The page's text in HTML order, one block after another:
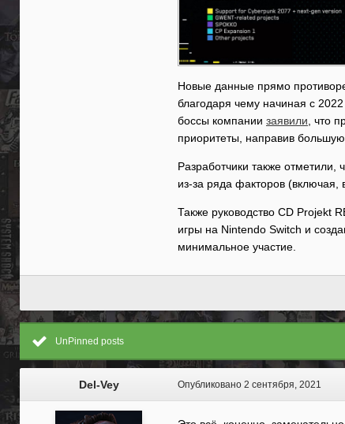
Новые данные прямо
благодаря чему начиная с
боссы компании заявили, что
приоритеты, направив
Разработчики также отметили,
из-за ряда факторов (включая,
Также руководство CD Projekt
игры на Nintendo Switch и
минимальное участие.
UnPinned posts
Del-Vey Опубликовано 2 сентября, 2021